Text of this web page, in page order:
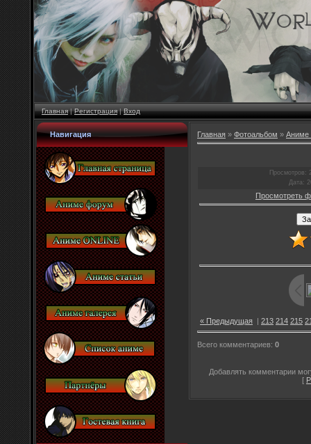
Главная|Регистрация|Вход
Навигация Главная » Фотоальбом » Аниме
Просмотров :
Дата :
Просмотреть
« Предыдущая | 213 214 215
Всего комментариев: 0
Добавлять комментарии
[